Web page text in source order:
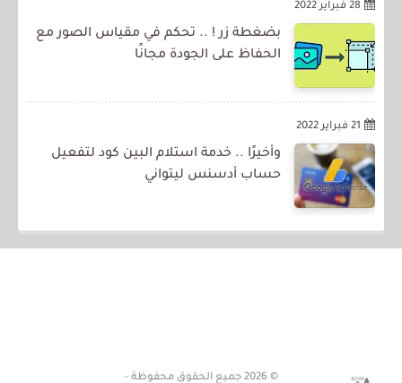
28 فبراير 2022
بضغطة زر ! .. تحكم في مقياس الصور مع
الحفاظ على الجودة مجانًا
21 فبراير 2022
وأخيرًا .. خدمة استلام البين كود لتفعيل
حساب أدسنس ليتواني
© 2026 جميع الحقوق محفوظة -